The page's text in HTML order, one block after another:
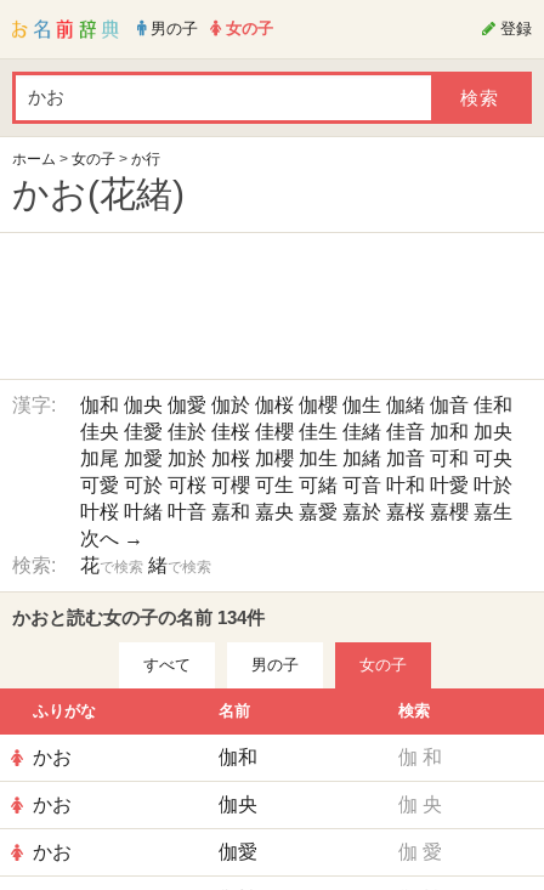
男の子 女の子 登録
ホーム > 女の子 > か行
かお(花緒)
漢字: 伽和 伽央 伽愛 伽於 伽桜 伽櫻 伽生 伽緒 伽音 佳和
佳央 佳愛 佳於 佳桜 佳櫻 佳生 佳緒 佳音 加和 加央
加尾 加愛 加於 加桜 加櫻 加生 加緒 加音 可和 可央
可愛 可於 可桜 可櫻 可生 可緒 可音 叶和 叶愛 叶於
叶桜 叶緒 叶音 嘉和 嘉央 嘉愛 嘉於 嘉桜 嘉櫻 嘉生
次へ →
検索:
花で検索 緒で検索
かおと読む女の子の名前 134件
すべて 男の子 女の子
ふりがな 名前 検索
かお 伽和 伽 和
かお 伽央 伽 央
かお 伽愛 伽 愛